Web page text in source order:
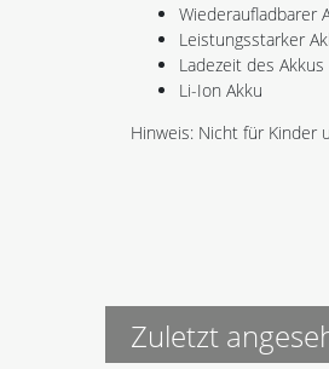
Wiederaufladbarer
Leistungsstarker
Ladezeit des
Li-Ion Akku
Hinweis: Nicht für Kinder
Zuletzt